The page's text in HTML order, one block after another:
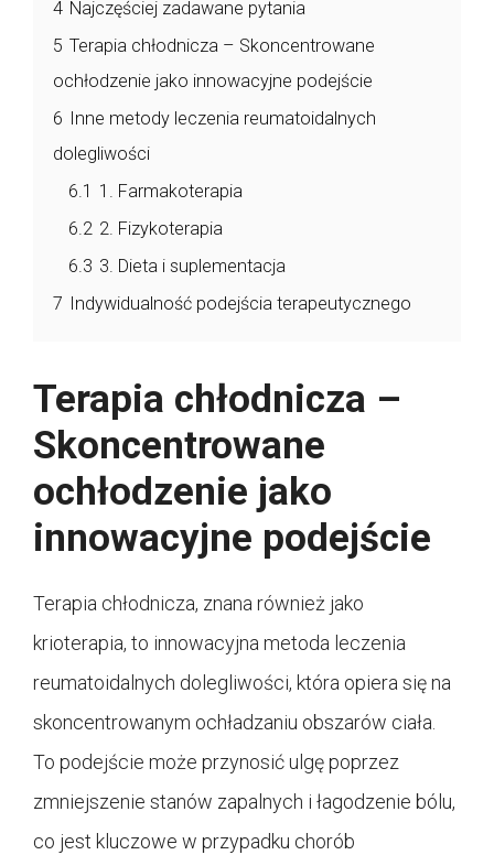
4 Najczęściej zadawane pytania
5 Terapia chłodnicza – Skoncentrowane
ochłodzenie jako innowacyjne podejście
6 Inne metody leczenia reumatoidalnych
dolegliwości
6.1 1. Farmakoterapia
6.2 2. Fizykoterapia
6.3 3. Dieta i suplementacja
7 Indywidualność podejścia terapeutycznego
Terapia chłodnicza –
Skoncentrowane
ochłodzenie jako
innowacyjne podejście
Terapia chłodnicza, znana również jako
krioterapia, to innowacyjna metoda leczenia
reumatoidalnych dolegliwości, która opiera się na
skoncentrowanym ochładzaniu obszarów ciała.
To podejście może przynosić ulgę poprzez
zmniejszenie stanów zapalnych i łagodzenie bólu,
co jest kluczowe w przypadku chorób